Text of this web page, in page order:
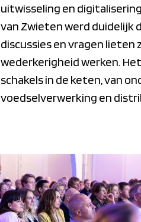
uitwisseling en
van Zwieten werd duidelijk
discussies en vragen
wederkerigheid werken.
schakels in de keten, van
voedselverwerking en